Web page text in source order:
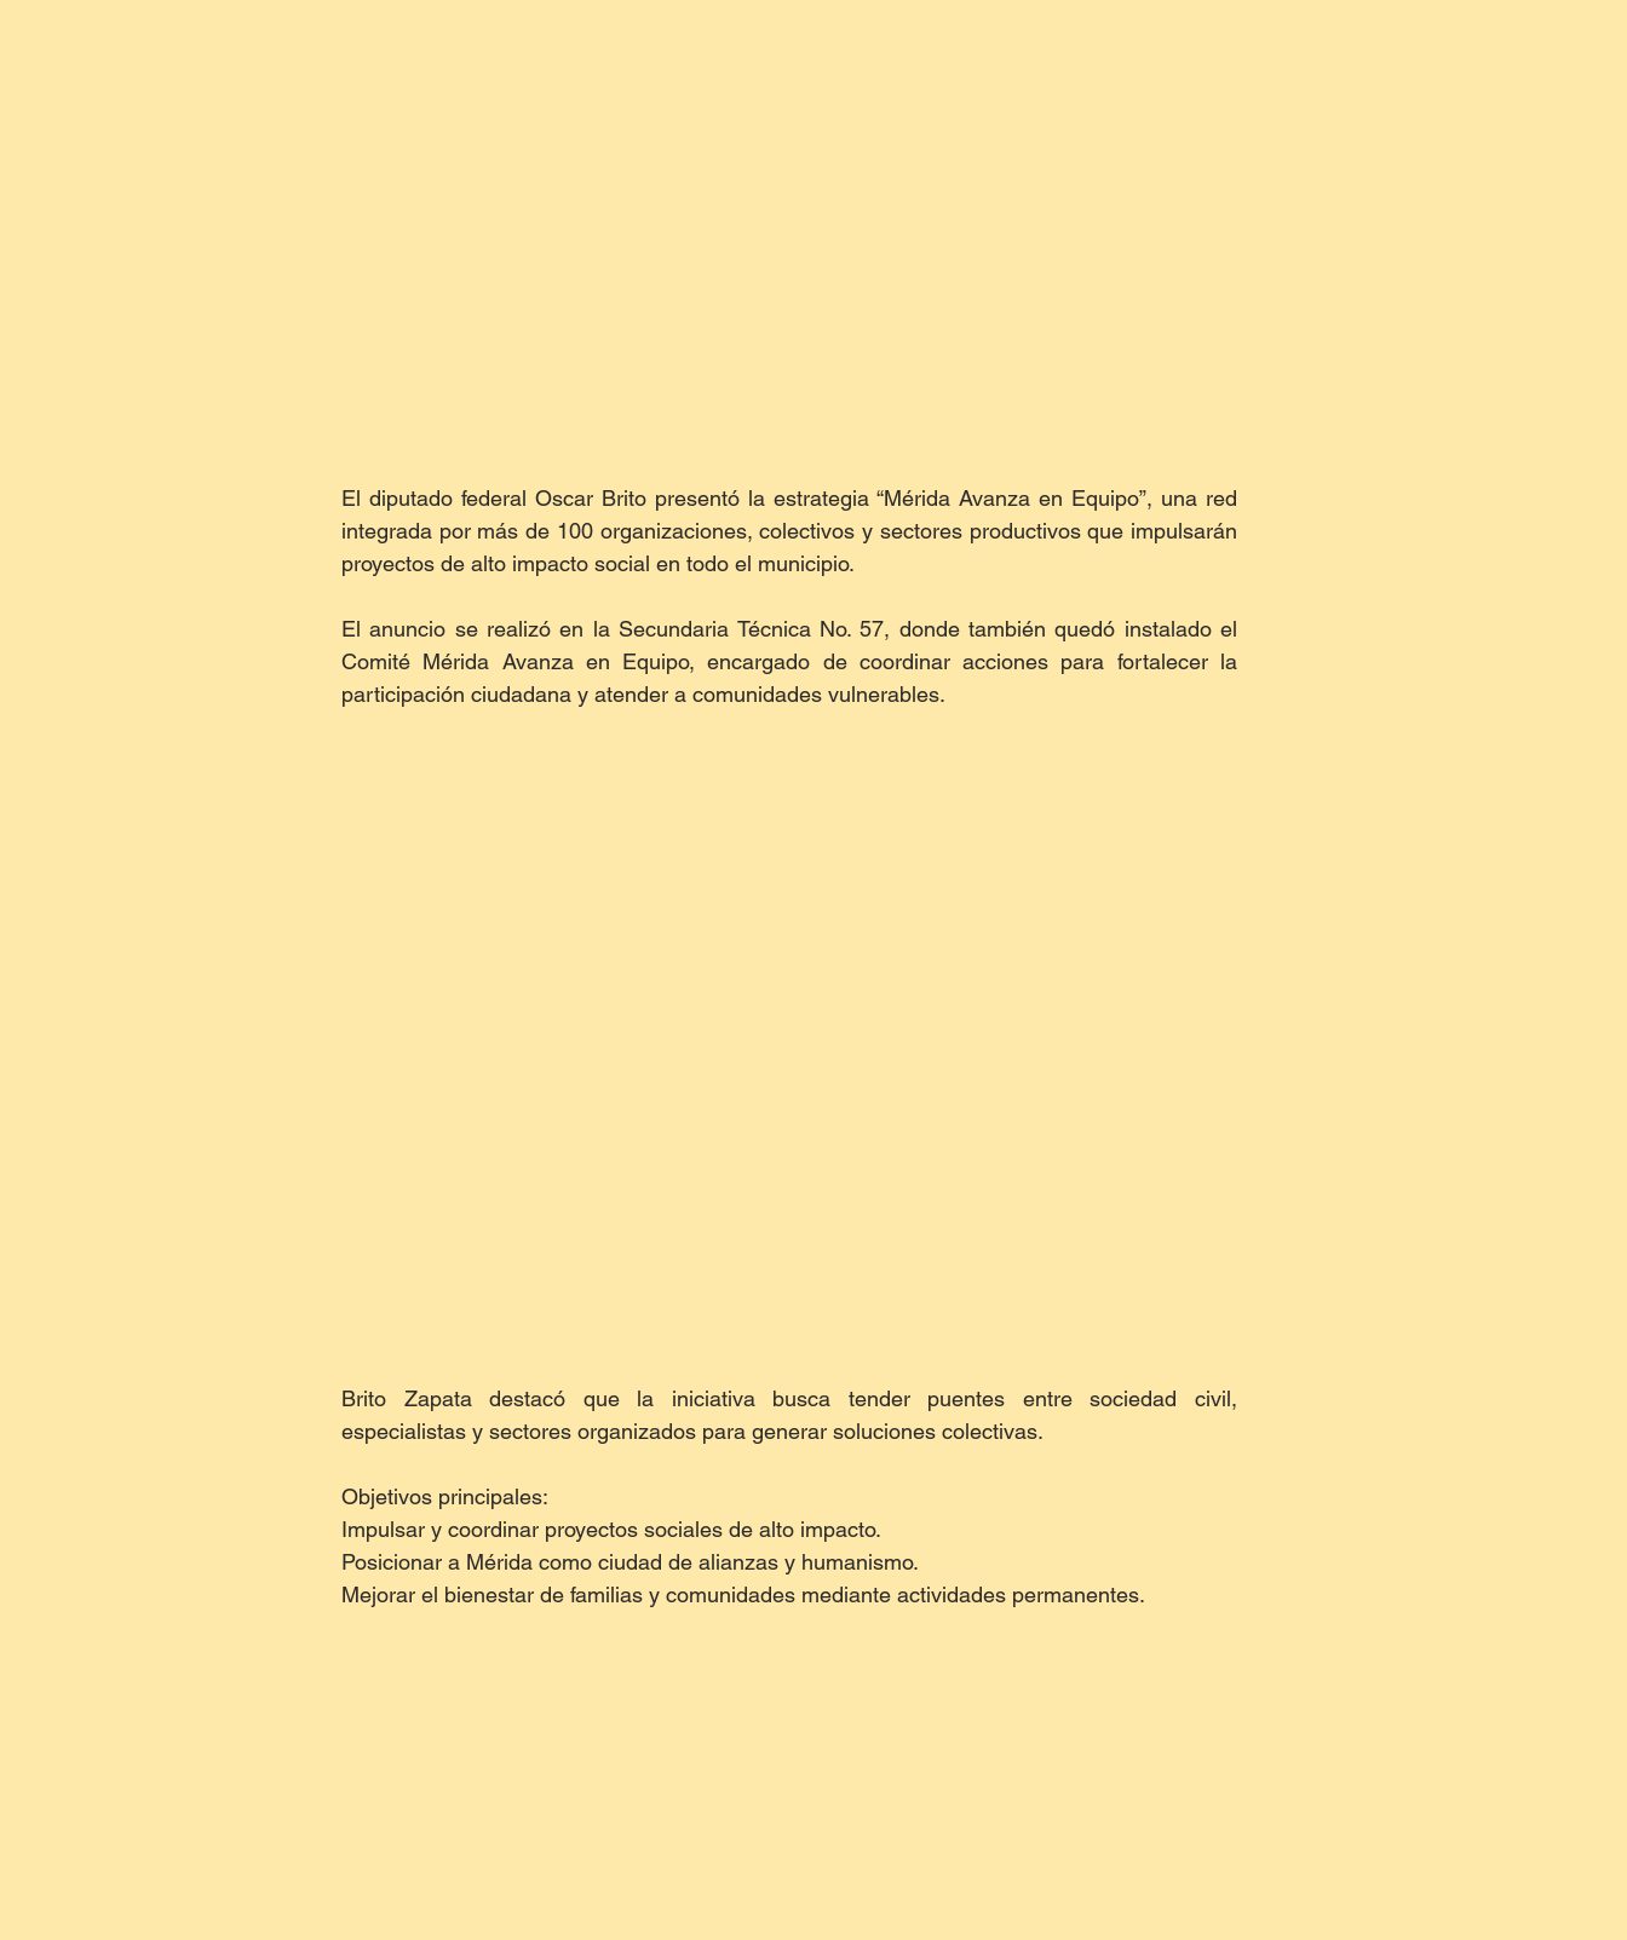
El diputado federal Oscar Brito presentó la estrategia “Mérida Avanza en Equipo”, una red
integrada por más de 100 organizaciones, colectivos y sectores productivos que impulsarán
proyectos de alto impacto social en todo el municipio.
El anuncio se realizó en la Secundaria Técnica No. 57, donde también quedó instalado el
Comité Mérida Avanza en Equipo, encargado de coordinar acciones para fortalecer la
participación ciudadana y atender a comunidades vulnerables.
Brito Zapata destacó que la iniciativa busca tender puentes entre sociedad civil,
especialistas y sectores organizados para generar soluciones colectivas.
Objetivos principales:
Impulsar y coordinar proyectos sociales de alto impacto.
Posicionar a Mérida como ciudad de alianzas y humanismo.
Mejorar el bienestar de familias y comunidades mediante actividades permanentes.